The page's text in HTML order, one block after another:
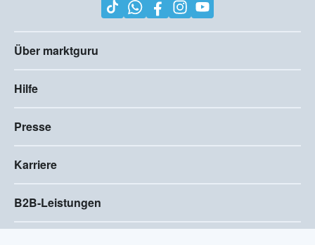
Über marktguru
Hilfe
Presse
Karriere
B2B-Leistungen